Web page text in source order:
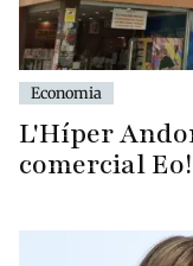
Economia
L'Híper
comercial Eo!